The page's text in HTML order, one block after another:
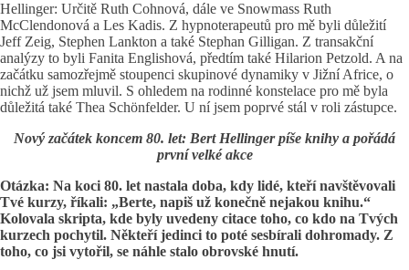
Hellinger: Určitě Ruth Cohnová, dále ve Snowmass Ruth
McClendonová a Les Kadis. Z hypnoterapeutů pro mě byli důležití
Jeff Zeig, Stephen Lankton a také Stephan Gilligan. Z transakční
analýzy to byli Fanita Englishová, předtím také Hilarion Petzold. A na
začátku samozřejmě stoupenci skupinové dynamiky v Jižní Africe, o
nichž už jsem mluvil. S ohledem na rodinné konstelace pro mě byla
důležitá také Thea Schönfelder. U ní jsem poprvé stál v roli zástupce.
Nový začátek koncem 80. let: Bert Hellinger píše knihy a pořádá
první velké akce
Otázka: Na koci 80. let nastala doba, kdy lidé, kteří navštěvovali
Tvé kurzy, říkali: „Berte, napiš už konečně nejakou knihu.“
Kolovala skripta, kde byly uvedeny citace toho, co kdo na Tvých
kurzech pochytil. Někteří jedinci to poté sesbírali dohromady. Z
toho, co jsi vytořil, se náhle stalo obrovské hnutí.